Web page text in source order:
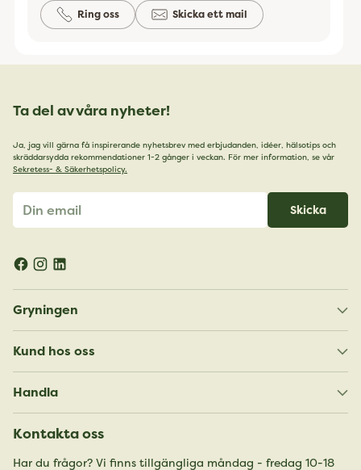
Ring oss Skicka ett mail
Ta del av våra nyheter!
Ja, jag vill gärna få inspirerande nyhetsbrev med erbjudanden, idéer, hälsotips och
skräddarsydda rekommendationer 1-2 gånger i veckan. För mer information, se vår
Sekretess- & Säkerhetspolicy.
email
Skicka
Gryningen
Kund hos oss
Handla
Kontakta oss
Har du frågor? Vi finns tillgängliga måndag - fredag 10-18